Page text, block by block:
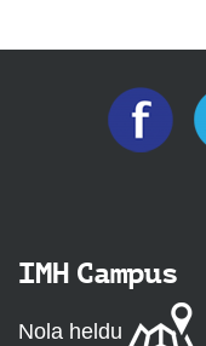
IMH Campus
Nola heldu